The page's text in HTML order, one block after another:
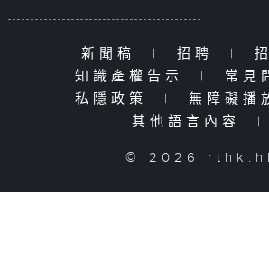
新聞稿 | 招聘 |
知識產權告示
| 常見
私隱政策
| 無障礙播
其他語言內容
|
© 2026